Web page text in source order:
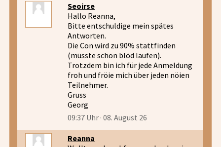
Seoirse
Hallo Reanna,
Bitte entschuldige mein spätes
Antworten.
Die Con wird zu 90% stattfinden
(müsste schon blöd laufen).
Trotzdem bin ich für jede Anmeldung
froh und fröie mich über jeden nöien
Teilnehmer.
Gruss
Georg
09:37 Uhr · 08. August 26
Reanna